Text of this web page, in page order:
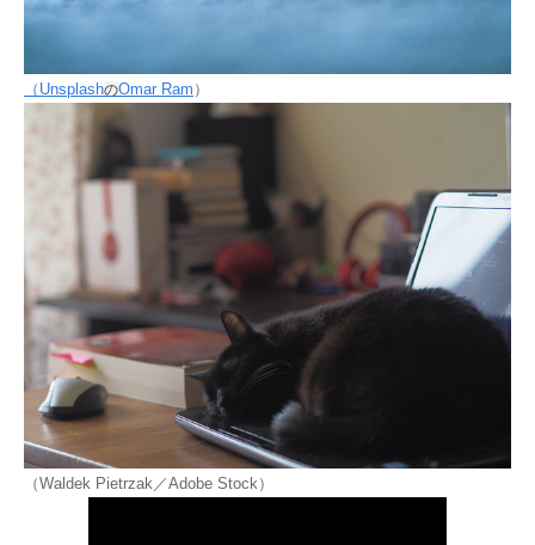
（UnsplashのOmar Ram ）
（Waldek Pietrzak／Adobe Stock）